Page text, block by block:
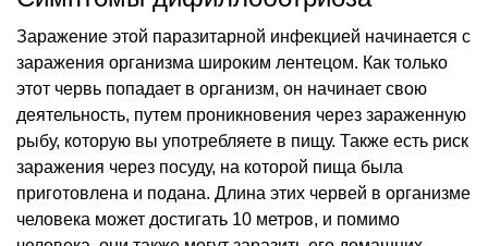
Заражение этой паразитарной инфекцией начинается с
заражения организма широким лентецом. Как только
этот червь попадает в организм, он начинает свою
деятельность, путем проникновения через зараженную
рыбу, которую вы употребляете в пищу. Также есть риск
заражения через посуду, на которой пища была
приготовлена и подана. Длина этих червей в организме
человека может достигать 10 метров, и помимо